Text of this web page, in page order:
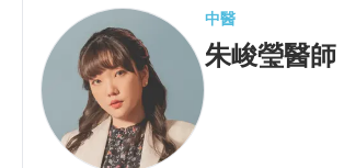
中醫
朱峻瑩醫師